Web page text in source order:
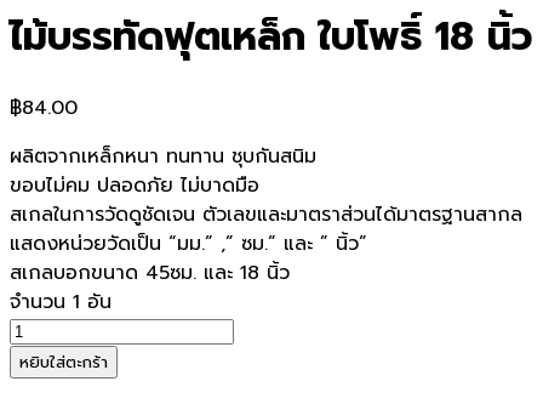
ไม้บรรทัดฟุตเหล็ก ใบโพธิ์ 18 นิ้ว
฿84.00
ผลิตจากเหล็กหนา ทนทาน ชุบกันสนิม
ขอบไม่คม ปลอดภัย ไม่บาดมือ
สเกลในการวัดดูชัดเจน ตัวเลขและมาตราส่วนได้มาตรฐานสากล
แสดงหน่วยวัดเป็น “มม.” ,” ซม.” และ ” นิ้ว”
สเกลบอกขนาด 45ซม. และ 18 นิ้ว
จำนวน 1 อัน
จำนวน
ไม้บรรทัด
ฟุต
หยิบใส่ตะกร้า